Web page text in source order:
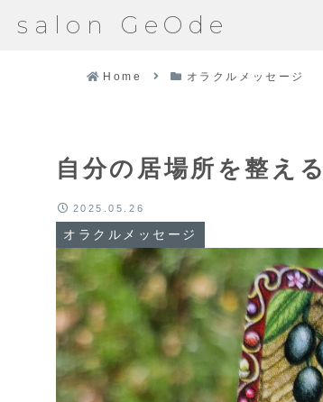
salon GeOde
Home オラクルメッセージ
自分の居場所を整える
オラクルメッセージ
2025.05.26